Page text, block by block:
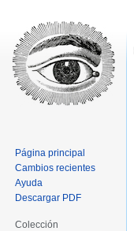
Página principal
Cambios recientes
Ayuda
Descargar PDF
Colección